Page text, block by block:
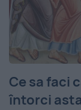
Ce sa faci
întorci